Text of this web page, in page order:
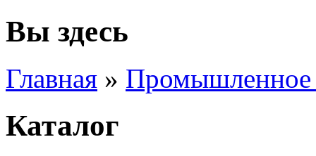
Вы здесь
Главная » Промышленное
Каталог